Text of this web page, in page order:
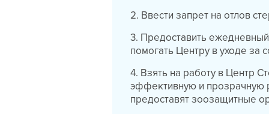
2. Ввести запрет на отлов
3. Предоставить
помогать Центру в уходе за
4. Взять на работу в Центр
эффективную и прозрачную
предоставят зоозащитные